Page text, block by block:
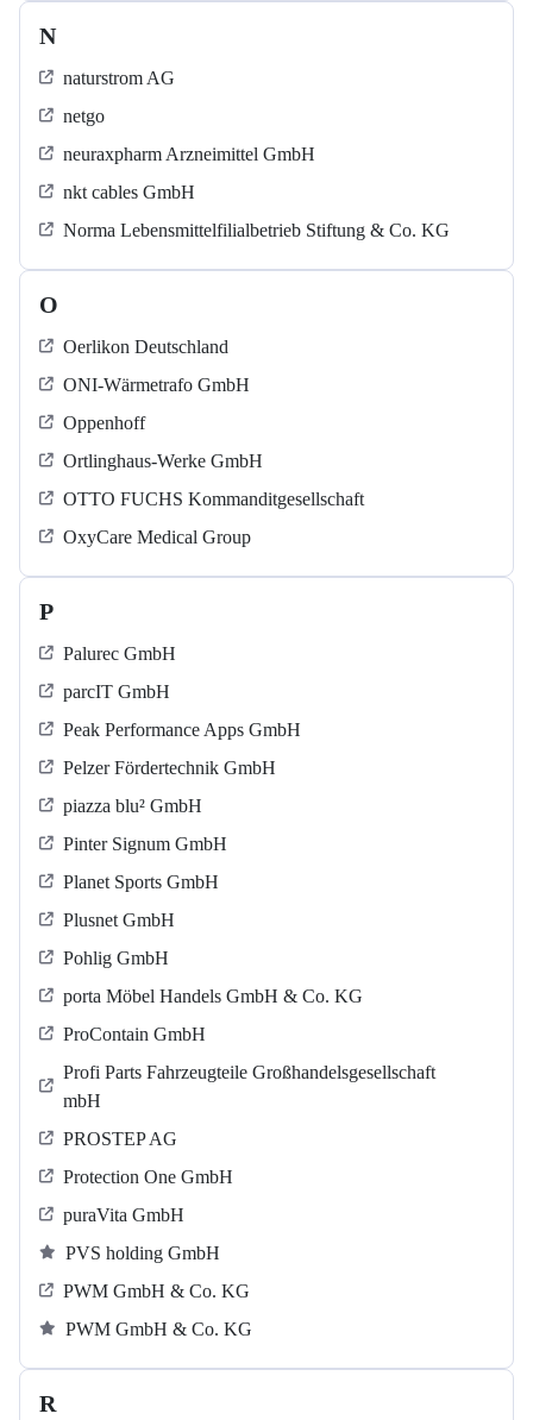
N
naturstrom AG
netgo
neuraxpharm Arzneimittel GmbH
nkt cables GmbH
Norma Lebensmittelfilialbetrieb Stiftung & Co. KG
O
Oerlikon Deutschland
ONI-Wärmetrafo GmbH
Oppenhoff
Ortlinghaus-Werke GmbH
OTTO FUCHS Kommanditgesellschaft
OxyCare Medical Group
P
Palurec GmbH
parcIT GmbH
Peak Performance Apps GmbH
Pelzer Fördertechnik GmbH
piazza blu² GmbH
Pinter Signum GmbH
Planet Sports GmbH
Plusnet GmbH
Pohlig GmbH
porta Möbel Handels GmbH & Co. KG
ProContain GmbH
Profi Parts Fahrzeugteile Großhandelsgesellschaft
mbH
PROSTEP AG
Protection One GmbH
puraVita GmbH
PVS holding GmbH
PWM GmbH & Co. KG
PWM GmbH & Co. KG
R